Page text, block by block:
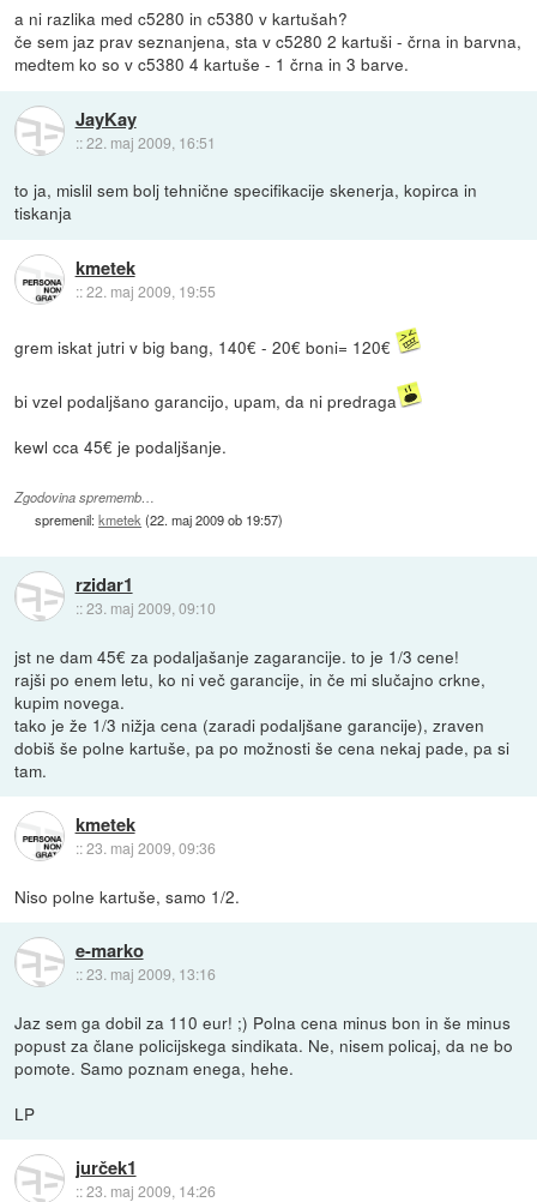
a ni razlika med c5280 in c5380 v kartušah?
če sem jaz prav seznanjena, sta v c5280 2 kartuši - črna in barvna,
medtem ko so v c5380 4 kartuše - 1 črna in 3 barve.
JayKay
::22. maj 2009, 16:51
to ja, mislil sem bolj tehnične specifikacije skenerja, kopirca in
tiskanja
kmetek
::22. maj 2009, 19:55
grem iskat jutri v big bang, 140€ - 20€ boni= 120€
bi vzel podaljšano garancijo, upam, da ni predraga
kewl cca 45€ je podaljšanje.
Zgodovina sprememb…
spremenil:kmetek (22. maj 2009 ob 19:57)
rzidar1
::23. maj 2009, 09:10
jst ne dam 45€ za podaljašanje zagarancije. to je 1/3 cene!
rajši po enem letu, ko ni več garancije, in če mi slučajno crkne,
kupim novega.
tako je že 1/3 nižja cena (zaradi podaljšane garancije), zraven
dobiš še polne kartuše, pa po možnosti še cena nekaj pade, pa si
tam.
kmetek
::23. maj 2009, 09:36
Niso polne kartuše, samo 1/2.
e-marko
::23. maj 2009, 13:16
Jaz sem ga dobil za 110 eur! ;) Polna cena minus bon in še minus
popust za člane policijskega sindikata. Ne, nisem policaj, da ne bo
pomote. Samo poznam enega, hehe.
LP
jurček1
::23. maj 2009, 14:26